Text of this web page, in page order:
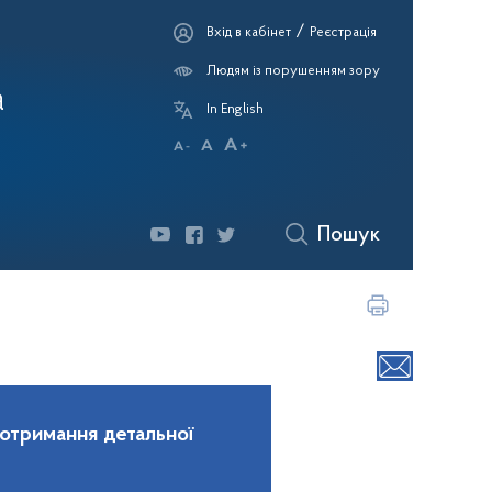
Вхід в кабінет / Реєстрація
Людям із порушенням зору
In English
Пошук
детальної